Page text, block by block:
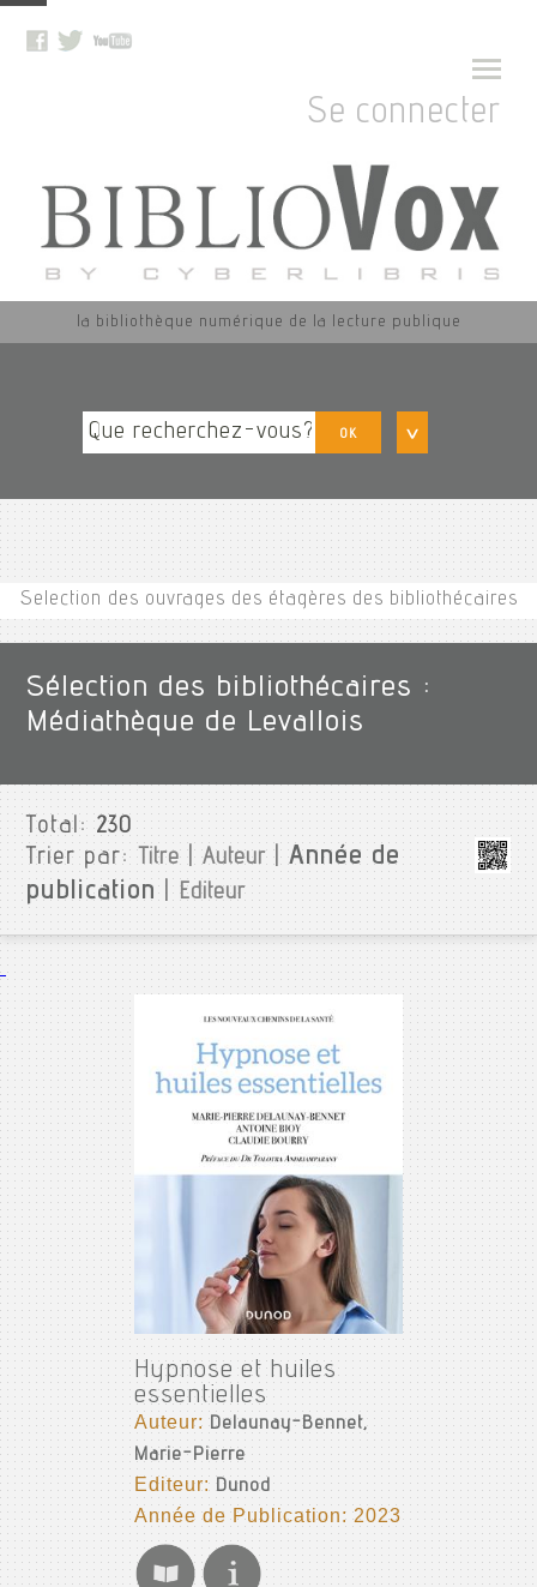
Se connecter
la bibliothèque numérique de la lecture publique
OK
Selection des ouvrages des étagères des bibliothécaires
Sélection des bibliothécaires :
Médiathèque de Levallois
Total:230
Trier par: Titre|Auteur|Année de
publication | Editeur
Hypnose et huiles
essentielles
Auteur:Delaunay-Bennet,
Marie-Pierre
Editeur: Dunod
Année de Publication: 2023